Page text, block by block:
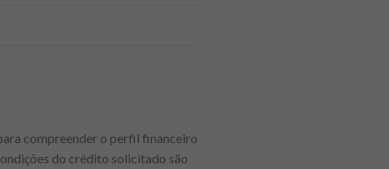
compreender o perfil financeiro
do crédito solicitado são